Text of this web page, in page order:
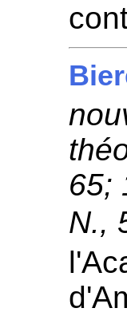
65;
N.,